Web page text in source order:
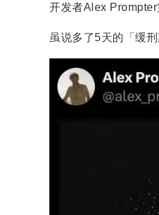
开发者Alex Prompter
虽说多了5天的「缓